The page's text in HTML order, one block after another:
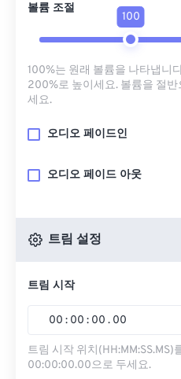
볼륨 조절
100
100%는 원래 볼륨을 나타냅니
200%로 높이세요. 볼륨을 절
세요.
오디오 페이드인
오디오 페이드 아웃
트림 설정
트림 시작
00 : 00 : 00 . 00
트림 시작 위치
00:00:00.00으로 두세요.